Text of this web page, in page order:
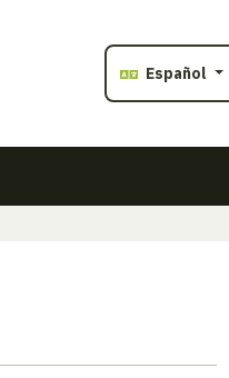
Español